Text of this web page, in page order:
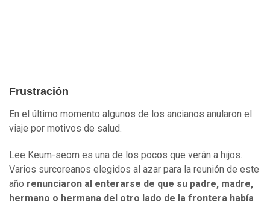
Frustración
En el último momento algunos de los ancianos anularon el
viaje por motivos de salud.
Lee Keum-seom es una de los pocos que verán a hijos.
Varios surcoreanos elegidos al azar para la reunión de este
año renunciaron al enterarse de que su padre, madre,
hermano o hermana del otro lado de la frontera había